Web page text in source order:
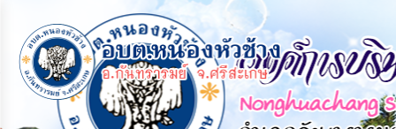
หน้า
หลัก